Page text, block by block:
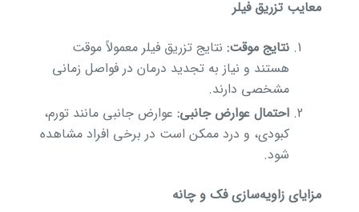
معایب تزریق فیلر
نتایج موقت:نتایج تزریق فیلر معمولاً موقت
هستند و نیاز به تجدید درمان در فواصل زمانی
مشخصی دارند.
احتمال عوارض جانبی:عوارض جانبی مانند تورم،
کبودی، و درد ممکن است در برخی افراد مشاهده
شود.
مزایای زاویه‌سازی فک و چانه